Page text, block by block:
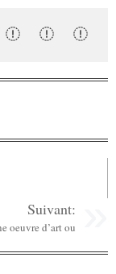
Suivant:
oeuvre d’art ou